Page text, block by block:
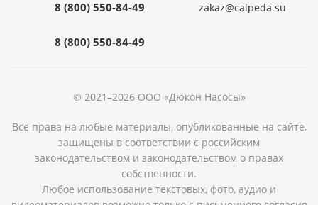
8 (800) 550-84-49
8 (800) 550-84-49
zakaz@calpeda.su
© 2021–2026 ООО «Дюкон Насосы»
Все права на любые материалы, опубликованные на сайте,
защищены в соответствии с российским
законодательством и законодательством о правах
собственности.
Любое использование текстовых, фото, аудио и